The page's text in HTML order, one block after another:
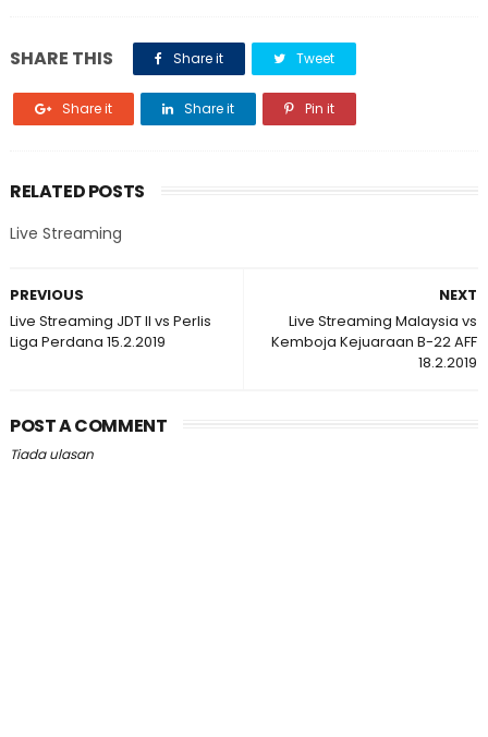
SHARE THIS Share it Tweet
Share it Share it Pin it
RELATED POSTS
Live Streaming
NEXT
Live Streaming Malaysia vs
Kemboja Kejuaraan B-22 AFF
18.2.2019
PREVIOUS
Live Streaming JDT II vs Perlis
Liga Perdana 15.2.2019
POST A COMMENT
Tiada ulasan